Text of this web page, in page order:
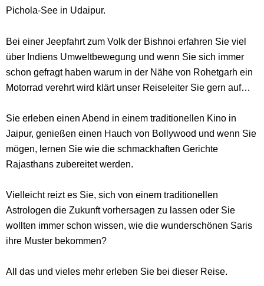
Pichola-See in Udaipur.
Bei einer Jeepfahrt zum Volk der Bishnoi erfahren Sie viel
über Indiens Umweltbewegung und wenn Sie sich immer
schon gefragt haben warum in der Nähe von Rohetgarh ein
Motorrad verehrt wird klärt unser Reiseleiter Sie gern auf…
Sie erleben einen Abend in einem traditionellen Kino in
Jaipur, genießen einen Hauch von Bollywood und wenn Sie
mögen, lernen Sie wie die schmackhaften Gerichte
Rajasthans zubereitet werden.
Vielleicht reizt es Sie, sich von einem traditionellen
Astrologen die Zukunft vorhersagen zu lassen oder Sie
wollten immer schon wissen, wie die wunderschönen Saris
ihre Muster bekommen?
All das und vieles mehr erleben Sie bei dieser Reise.